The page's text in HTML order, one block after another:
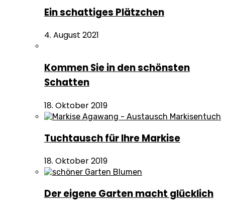
Ein schattiges Plätzchen
4. August 2021
Kommen Sie in den schönsten
Schatten
18. Oktober 2019
Tuchtausch für Ihre Markise
18. Oktober 2019
Der eigene Garten macht glücklich